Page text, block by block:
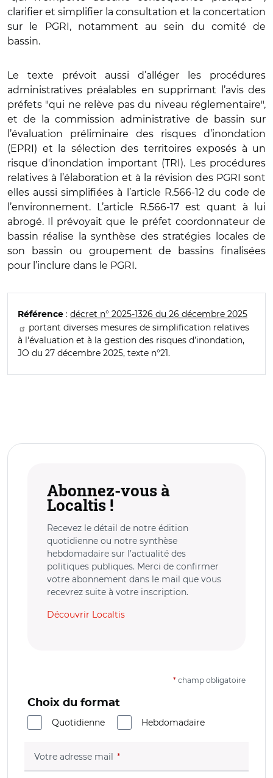
clarifier et simplifier la consultation et la concertation
sur le PGRI, notamment au sein du comité de
bassin.
Le texte prévoit aussi d’alléger les procédures
administratives préalables en supprimant l’avis des
préfets "qui ne relève pas du niveau réglementaire",
et de la commission administrative de bassin sur
l’évaluation préliminaire des risques d’inondation
(EPRI) et la sélection des territoires exposés à un
risque d'inondation important (TRI). Les procédures
relatives à l’élaboration et à la révision des PGRI sont
elles aussi simplifiées à l’article R.566-12 du code de
l’environnement. L’article R.566-17 est quant à lui
abrogé. Il prévoyait que le préfet coordonnateur de
bassin réalise la synthèse des stratégies locales de
son bassin ou groupement de bassins finalisées
pour l’inclure dans le PGRI.
Référence : décret n° 2025-1326 du 26 décembre 2025
portant diverses mesures de simplification relatives
à l'évaluation et à la gestion des risques d’inondation,
JO du 27 décembre 2025, texte n°21.
Abonnez-vous à
Localtis !
Recevez le détail de notre édition
quotidienne ou notre synthèse
hebdomadaire sur l’actualité des
politiques publiques. Merci de confirmer
votre abonnement dans le mail que vous
recevrez suite à votre inscription.
Découvrir Localtis
* champ obligatoire
Choix du format
Quotidienne
Hebdomadaire
Votre adresse mail (champ obligatoire)